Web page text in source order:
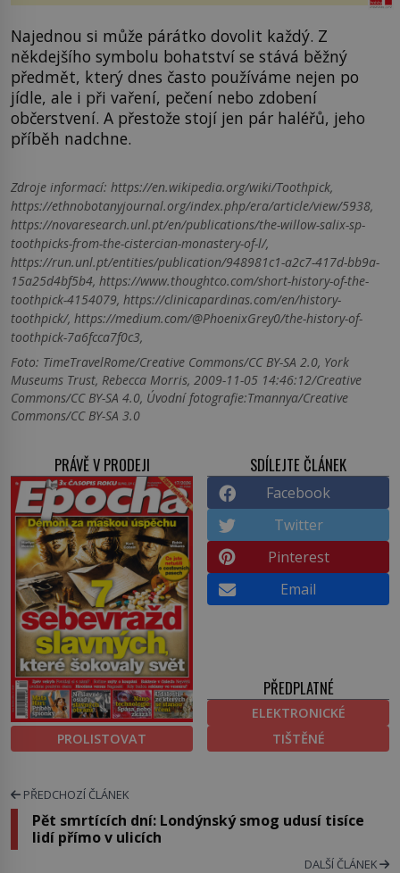
Najednou si může párátko dovolit každý. Z
někdejšího symbolu bohatství se stává běžný
předmět, který dnes často používáme nejen po
jídle, ale i při vaření, pečení nebo zdobení
občerstvení. A přestože stojí jen pár haléřů, jeho
příběh nadchne.
Zdroje informací: https://en.wikipedia.org/wiki/Toothpick,
https://ethnobotanyjournal.org/index.php/era/article/view/5938,
https://novaresearch.unl.pt/en/publications/the-willow-salix-sp-
toothpicks-from-the-cistercian-monastery-of-l/,
https://run.unl.pt/entities/publication/948981c1-a2c7-417d-bb9a-
15a25d4bf5b4, https://www.thoughtco.com/short-history-of-the-
toothpick-4154079, https://clinicapardinas.com/en/history-
toothpick/, https://medium.com/@PhoenixGrey0/the-history-of-
toothpick-7a6fcca7f0c3,
Foto: TimeTravelRome/Creative Commons/CC BY-SA 2.0, York
Museums Trust, Rebecca Morris, 2009-11-05 14:46:12/Creative
Commons/CC BY-SA 4.0, Úvodní fotografie:Tmannya/Creative
Commons/CC BY-SA 3.0
PRÁVĚ V PRODEJI
PROLISTOVAT
SDÍLEJTE ČLÁNEK
Facebook
Twitter
Pinterest
Email
PŘEDPLATNÉ
ELEKTRONICKÉ
TIŠTĚNÉ
PŘEDCHOZÍ ČLÁNEK
Pět smrtících dní: Londýnský smog udusí tisíce
lidí přímo v ulicích
DALŠÍ ČLÁNEK